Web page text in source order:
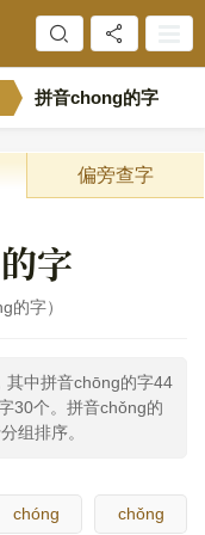
拼音chong的字
偏旁查字
的字
的字
其中拼音chōng的字44
30个。拼音chǒng的
组排序。
chóng chǒng